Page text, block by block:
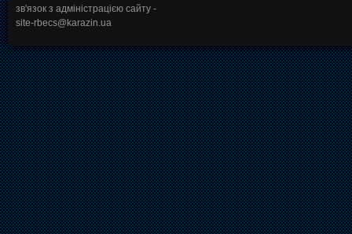
зв'язок з адміністрацією сайту -
site-rbecs@karazin.ua